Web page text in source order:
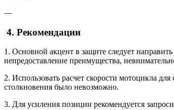
—
4. Рекомендации
1. Основной акцент в защите следует
непредоставление преимущества,
2. Использовать расчет скорости мотоцикла
столкновения было невозможно.
3. Для усиления позиции рекомендуется